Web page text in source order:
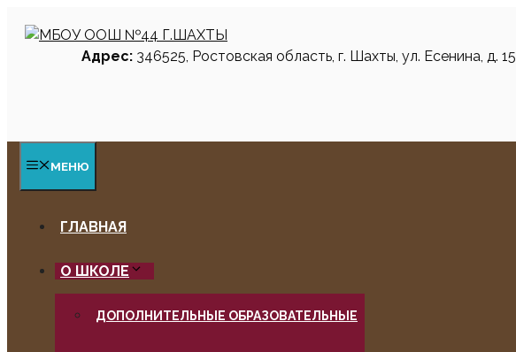
содержимомуАдрес:346525, Ростовская область, г. Шахты, ул. Есенина, д. 15
МЕНЮ
ГЛАВНАЯ
О ШКОЛЕ
ДОПОЛНИТЕЛЬНЫЕ ОБРАЗОВАТЕЛЬНЫЕ